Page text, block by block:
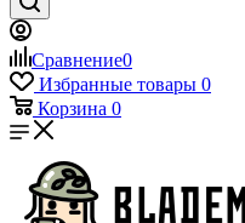
Сравнение0
Избранные товары 0
Корзина 0